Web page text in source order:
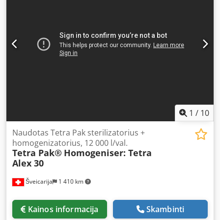
galima įpilti kitus komponentus. Taip jau transportavimo
proceso metu atliekamas išankstinis maišymas. Mūsų
atveju buvo įpilta augalinės anglies ir bentonito. 3. Skysti
1 / 10
Šveicarija 1 410 km
Naudotas Tetra Pak sterilizatorius +
homogenizatorius, 12 000 l/val.
Tetra Pak® Homogeniser: Tetra
Alex 30
Kainos informacija Skambinti